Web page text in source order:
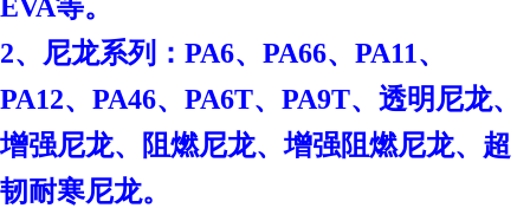
EVA等。
2、尼龙系列：PA6、PA66、PA11、
PA12、PA46、PA6T、PA9T、透明尼龙、
增强尼龙、阻燃尼龙、增强阻燃尼龙、超
韧耐寒尼龙。